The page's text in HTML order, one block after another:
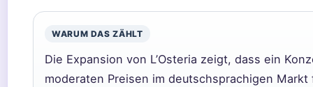
WARUM DAS ZÄHLT
Die Expansion von L’Osteria zeigt, dass ein
moderaten Preisen im deutschsprachigen